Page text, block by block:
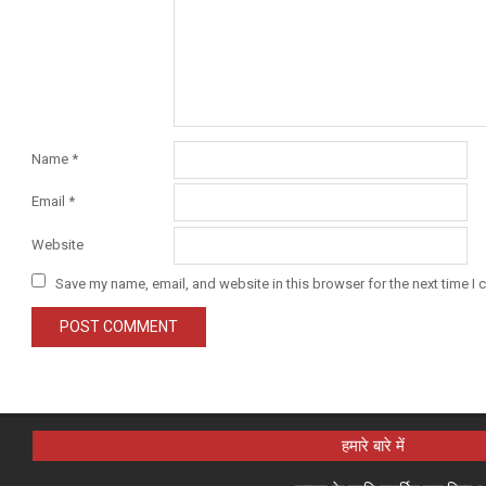
Name *
Email *
Website
Save my name, email, and website in this browser for the next time I
हमारे बारे में